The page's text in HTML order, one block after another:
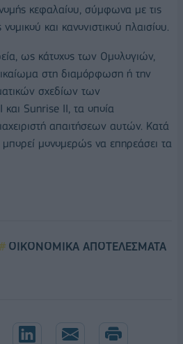
κεφαλαίου, σύμφωνα με τις
και κανονιστικού πλαισίου.
ως κάτοχος των Ομολογιών,
στη διαμόρφωση ή την
σχεδίων των
Sunrise II, τα οποία
απαιτήσεων αυτών. Κατά
μπορεί μονομερώς να επηρεάσει τα
ΟΙΚΟΝΟΜΙΚΑ ΑΠΟΤΕΛΕΣΜΑΤΑ